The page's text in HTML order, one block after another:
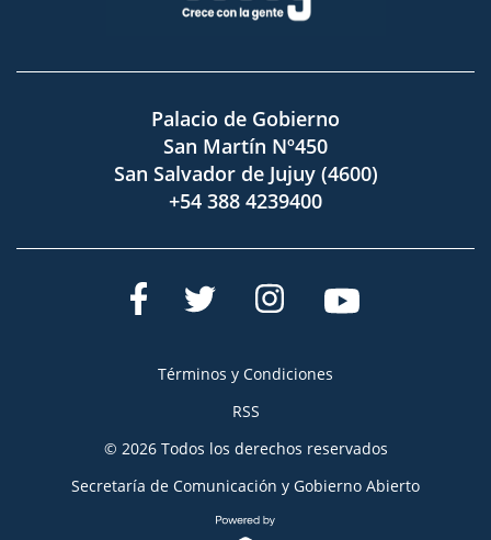
Palacio de Gobierno
San Martín Nº450
San Salvador de Jujuy (4600)
+54 388 4239400
Términos y Condiciones
RSS
© 2026 Todos los derechos reservados
Secretaría de Comunicación y Gobierno Abierto